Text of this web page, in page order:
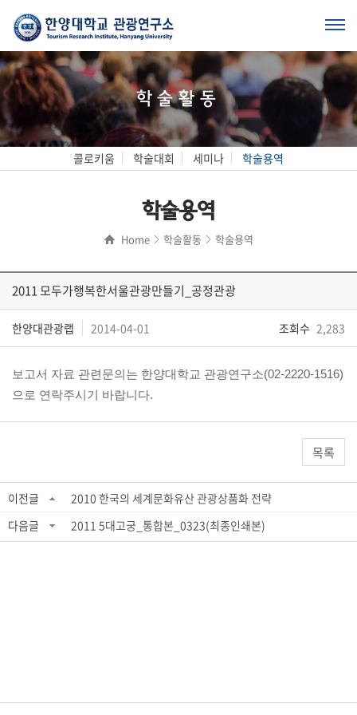
학술활동
콜로키움 학술대회 세미나 학술용역
학술용역
Home 학술활동 학술용역
2011 모두가행복한서울관광만들기_공정관광
한양대관광랩 2014-04-01 조회수 2,283
보고서 자료 관련문의는 한양대학교 관광연구소(02-2220-1516)
으로 연락주시기 바랍니다.
목록
이전글
2010 한국의 세계문화유산 관광상품화 전략
다음글
2011 5대고궁_통합본_0323(최종인쇄본)